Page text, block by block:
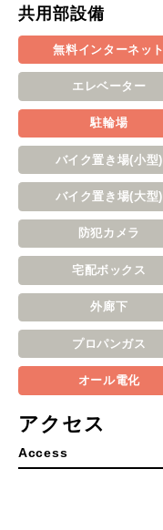
共用部設備
無料インターネット
エレベーター
駐輪場
バイク置き場(小型)
バイク置き場(大型)
防犯カメラ
宅配ボックス
外廊下
プロパンガス
オール電化
アクセス
Access